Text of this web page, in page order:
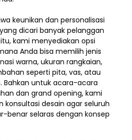
keunikan dan personalisasi
dicari banyak pelanggan
kami menyediakan opsi
Anda bisa memilih jenis
warna, ukuran rangkaian,
seperti pita, vas, atau
Bahkan untuk acara-acara
dan grand opening, kami
konsultasi desain agar seluruh
benar selaras dengan konsep